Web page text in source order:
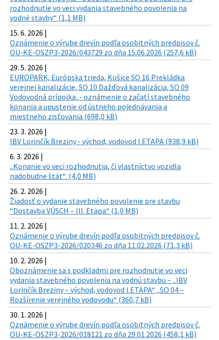
rozhodnutie vo veci vydania stavebného povolenia na
vodné stavby“ (1,1 MB)
15. 6. 2026 |
Oznámenie o výrube drevín podľa osobitných predpisov č.
OU-KE-OSZP3-2026/043729 zo dňa 15.06.2026 (257,6 kB)
29. 5. 2026 |
EUROPARK, Európska trieda, Košice SO 16 Prekládka
verejnej kanalizácie, SO 10 Dažďová kanalizácia, SO 09
Vodovodná prípojka„- oznámenie o začatí stavebného
konania a upustenie od ústneho pojednávania a
miestneho zisťovania (698,0 kB)
23. 3. 2026 |
IBV Lorinčík Breziny - východ, vodovod I.ETAPA (938,9 kB)
6. 3. 2026 |
„Konanie vo veci rozhodnutia, či vlastníctvo vozidla
nadobudne štát“. (4,0 MB)
26. 2. 2026 |
Žiadosť o vydanie stavebného povolenie pre stavbu
“Dostavba VÚSCH – III. Etapa“ (1,0 MB)
11. 2. 2026 |
Oznámenie o výrube drevín podľa osobitných predpisov č.
OU-KE-OSZP3-2026/020346 zo dňa 11.02.2026 (71,3 kB)
10. 2. 2026 |
Oboznámenie sa s podkladmi pre rozhodnutie vo veci
vydania stavebného povolenia na vodnú stavbu – „IBV
Lorinčík Breziny – východ, vodovod I.ETAPA“ „SO 04 –
Rozšírenie verejného vodovodu“ (360,7 kB)
30. 1. 2026 |
Oznámenie o výrube drevín podľa osobitných predpisov č.
OU-KE-OSZP3-2026/018121 zo dňa 29.01.2026 (458,1 kB)